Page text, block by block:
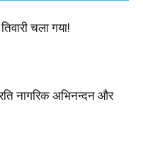
चला गया!
नागरिक अभिनन्दन और